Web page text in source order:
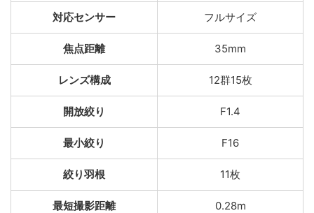
対応センサー フルサイズ
焦点距離 35mm
レンズ構成 12群15枚
開放絞り F1.4
最小絞り F16
絞り羽根 11枚
最短撮影距離 0.28m